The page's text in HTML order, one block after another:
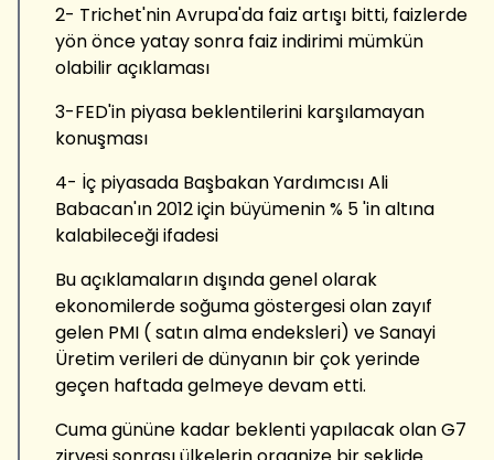
2- Trichet'nin Avrupa'da faiz artışı bitti, faizlerde
yön önce yatay sonra faiz indirimi mümkün
olabilir açıklaması
3-FED'in piyasa beklentilerini karşılamayan
konuşması
4- İç piyasada Başbakan Yardımcısı Ali
Babacan'ın 2012 için büyümenin % 5 'in altına
kalabileceği ifadesi
Bu açıklamaların dışında genel olarak
ekonomilerde soğuma göstergesi olan zayıf
gelen PMI ( satın alma endeksleri) ve Sanayi
Üretim verileri de dünyanın bir çok yerinde
geçen haftada gelmeye devam etti.
Cuma gününe kadar beklenti yapılacak olan G7